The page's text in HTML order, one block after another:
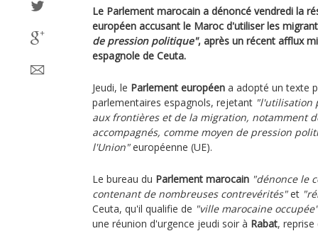
Le Parlement marocain a dénoncé vendredi la
européen accusant le Maroc d'utiliser les
de pression politique", après un récent afflux
espagnole de Ceuta.
Jeudi, le Parlement européen a adopté un texte
parlementaires espagnols, rejetant "l'utilisation
aux frontières et de la migration, notamment
accompagnés, comme moyen de pression
l'Union"européenne (UE).
Le bureau du Parlement marocain "dénonce le
contenant de nombreuses contrevérités"et
Ceuta, qu'il qualifie de "ville marocaine occupée"
une réunion d'urgence jeudi soir à Rabat, reprise